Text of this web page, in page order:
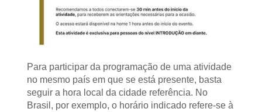
Para participar da programação de uma atividade
no mesmo país em que se está presente, basta
seguir a hora local da cidade referência. No
Brasil, por exemplo, o horário indicado refere-se à